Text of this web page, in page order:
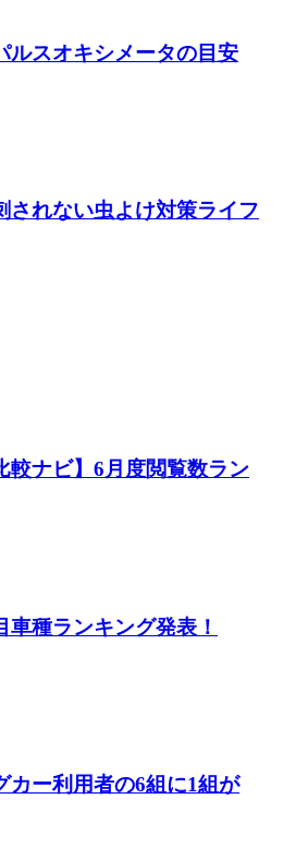
ルスオキシメータの目安
れない虫よけ対策ライフ
較ナビ】6月度閲覧数ラン
種ランキング発表！
カー利用者の6組に1組が